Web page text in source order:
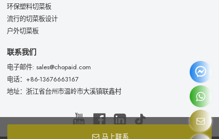
马上联系
环保塑料切菜板
流行的切菜板设计
户外切菜板
联系我们
电子邮件: sales@chopaid.com
电话：+86-13676663167
地址：浙江省台州市温岭市大溪镇联鑫村